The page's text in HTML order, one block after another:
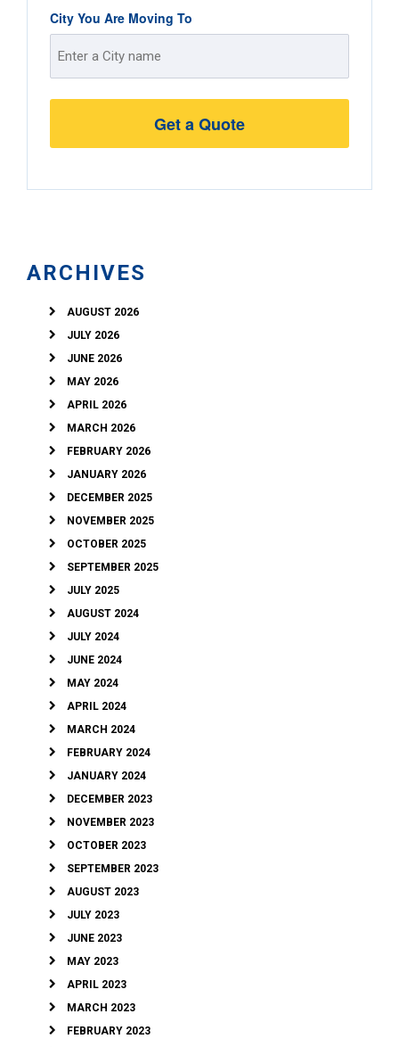
Street
Address
City You Are Moving To
Street
ARCHIVES
AUGUST 2026
JULY 2026
JUNE 2026
MAY 2026
APRIL 2026
MARCH 2026
FEBRUARY 2026
JANUARY 2026
DECEMBER 2025
NOVEMBER 2025
OCTOBER 2025
SEPTEMBER 2025
JULY 2025
AUGUST 2024
JULY 2024
JUNE 2024
MAY 2024
APRIL 2024
MARCH 2024
FEBRUARY 2024
JANUARY 2024
DECEMBER 2023
NOVEMBER 2023
OCTOBER 2023
SEPTEMBER 2023
AUGUST 2023
JULY 2023
JUNE 2023
MAY 2023
APRIL 2023
MARCH 2023
FEBRUARY 2023